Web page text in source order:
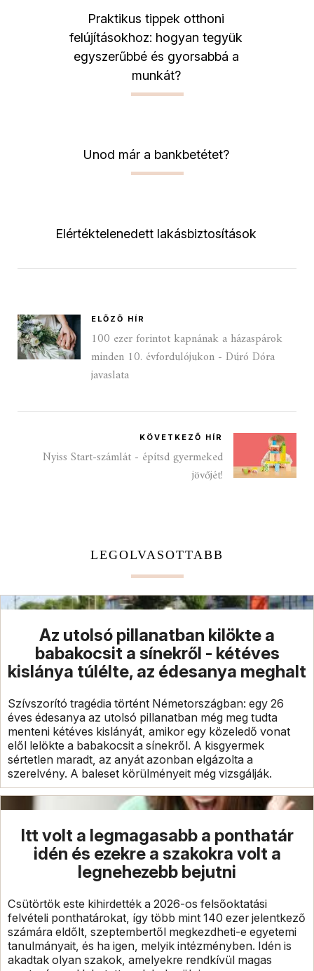
Praktikus tippek otthoni
felújításokhoz: hogyan tegyük
egyszerűbbé és gyorsabbá a
munkát?
Unod már a bankbetétet?
Elértéktelenedett lakásbiztosítások
ELŐZŐ HÍR
100 ezer forintot kapnának a házaspárok
minden 10. évfordulójukon - Dúró Dóra
javaslata
KÖVETKEZŐ HÍR
Nyiss Start-számlát - építsd gyermeked
jövőjét!
LEGOLVASOTTABB
Az utolsó pillanatban kilökte a
babakocsit a sínekről - kétéves
kislánya túlélte, az édesanya meghalt
Szívszorító tragédia történt Németországban: egy 26
éves édesanya az utolsó pillanatban még meg tudta
menteni kétéves kislányát, amikor egy közeledő vonat
elől lelökte a babakocsit a sínekről. A kisgyermek
sértetlen maradt, az anyát azonban elgázolta a
szerelvény. A baleset körülményeit még vizsgálják.
Itt volt a legmagasabb a ponthatár
idén és ezekre a szakokra volt a
legnehezebb bejutni
Csütörtök este kihirdették a 2026-os felsőoktatási
felvételi ponthatárokat, így több mint 140 ezer jelentkező
számára eldőlt, szeptembertől megkezdheti-e egyetemi
tanulmányait, és ha igen, melyik intézményben. Idén is
akadtak olyan szakok, amelyekre rendkívül magas